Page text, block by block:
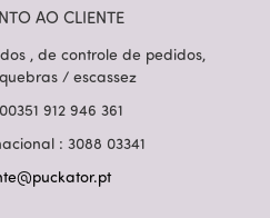
AO CLIENTE
, de controle de pedidos,
/ escassez
912 946 361
: 3088 03341